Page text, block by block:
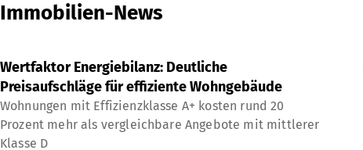
Immobilien-News
Wertfaktor Energiebilanz: Deutliche
Preisaufschläge für effiziente Wohngebäude
Wohnungen mit Effizienzklasse A+ kosten rund 20
Prozent mehr als vergleichbare Angebote mit mittlerer
Klasse D